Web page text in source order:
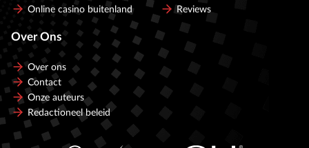
Online casino buitenland
Reviews
Over Ons
Over ons
Contact
Onze auteurs
Redactioneel beleid